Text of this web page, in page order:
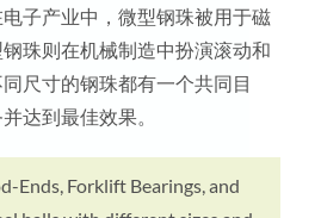
子产业中，微型钢珠被用于磁
珠则在机械制造中扮演滚动和
尺寸的钢珠都有一个共同目
达到最佳效果。
Ends, Forklift Bearings, and